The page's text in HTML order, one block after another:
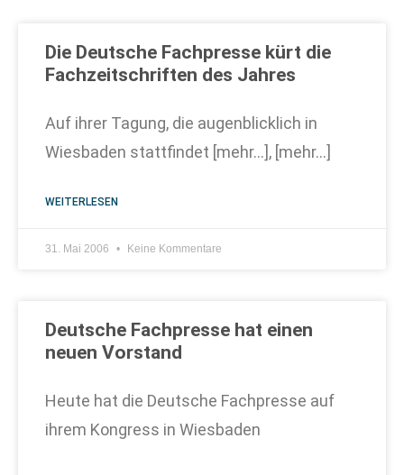
Die Deutsche Fachpresse kürt die
Fachzeitschriften des Jahres
Auf ihrer Tagung, die augenblicklich in
Wiesbaden stattfindet [mehr…], [mehr…]
WEITERLESEN
31. Mai 2006 Keine Kommentare
Deutsche Fachpresse hat einen
neuen Vorstand
Heute hat die Deutsche Fachpresse auf
ihrem Kongress in Wiesbaden